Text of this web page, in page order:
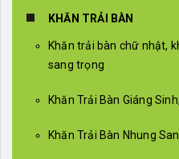
KHĂN TRẢI BÀN
Khăn trải bàn chữ nhật,
sang trọng
Khăn Trải Bàn Giáng
Khăn Trải Bàn Nhung